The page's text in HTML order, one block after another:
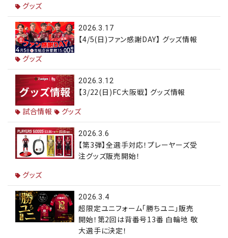
グッズ
2026.3.17
【4/5(日)ファン感謝DAY】 グッズ情報
グッズ
2026.3.12
【3/22(日)FC大阪戦】 グッズ情報
試合情報
グッズ
2026.3.6
【第3弾】全選手対応！プレーヤーズ受
注グッズ販売開始！
グッズ
2026.3.4
超限定ユニフォーム「勝ちユニ」販売
開始！第2回は背番号13番 白輪地 敬
大選手に決定！